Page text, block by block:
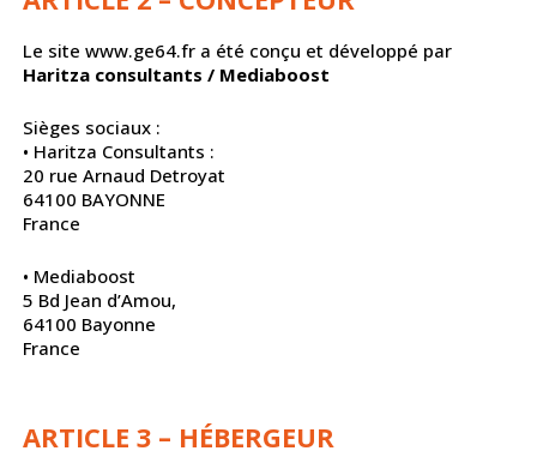
Le site www.ge64.fr a été conçu et développé par
Haritza consultants / Mediaboost
Sièges sociaux :
• Haritza Consultants :
20 rue Arnaud Detroyat
64100 BAYONNE
France
• Mediaboost
5 Bd Jean d’Amou,
64100 Bayonne
France
ARTICLE 3 – HÉBERGEUR